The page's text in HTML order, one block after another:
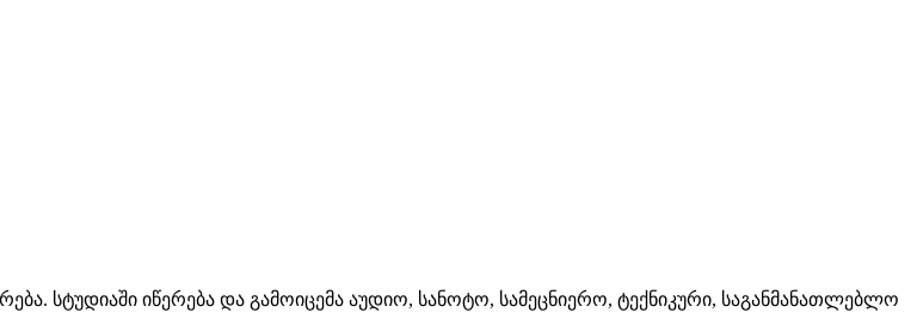
სტუდიაში იწერება და გამოიცემა აუდიო, სანოტო, სამეცნიერო, ტექნიკური, საგანმანათლებლო